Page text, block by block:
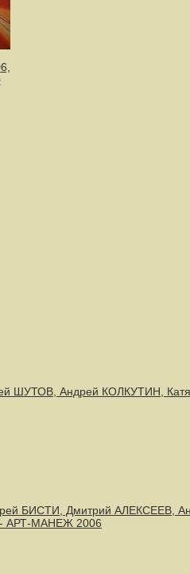
ШУТОВ, Андрей КОЛКУТИН,
БИСТИ, Дмитрий АЛЕКСЕЕВ,
АРТ-МАНЕЖ 2006